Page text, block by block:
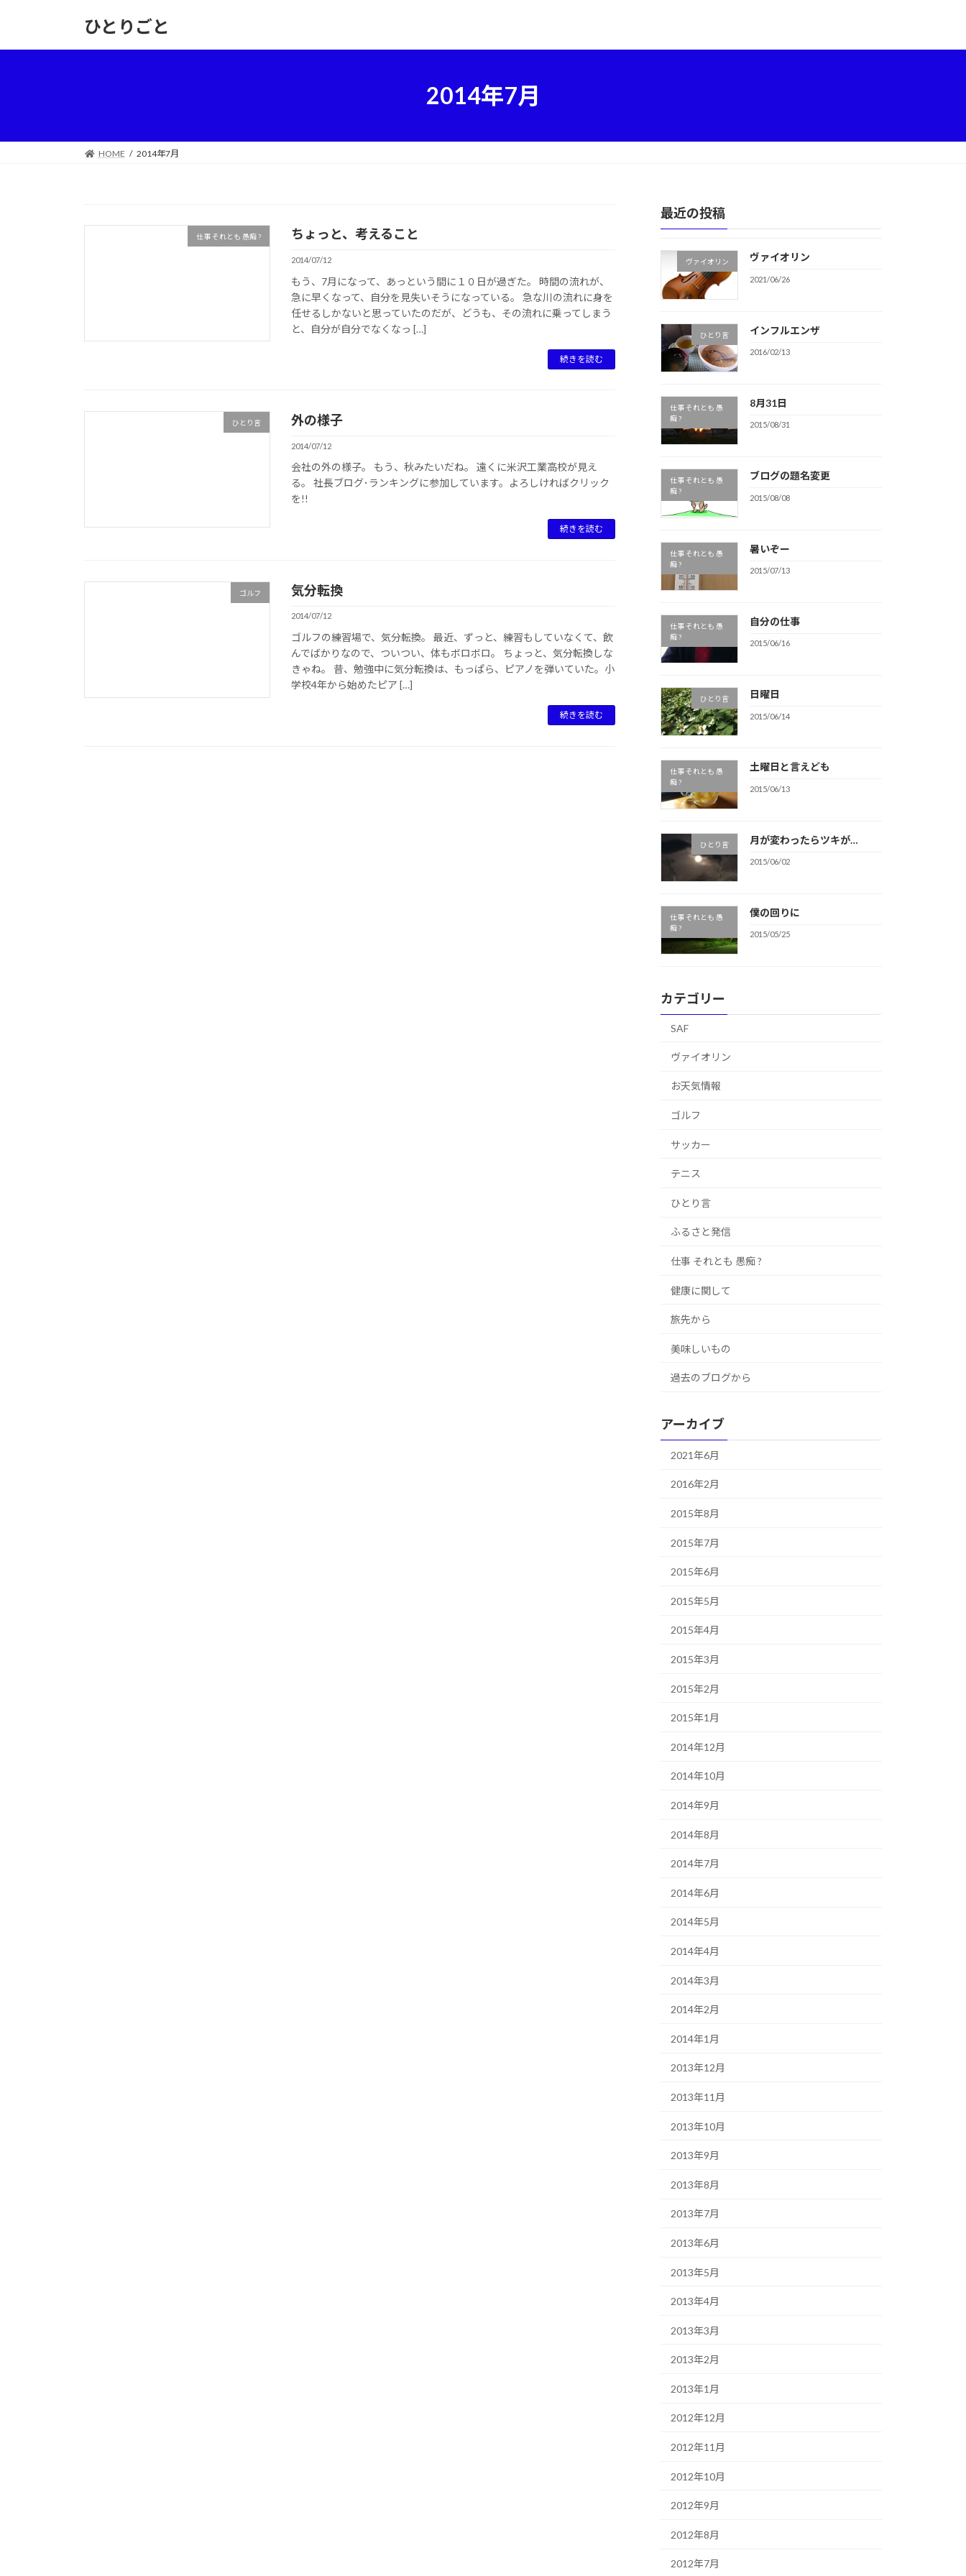
ッ
移
ひとりごと
2014年7月
HOME 2014年7月
仕事 それとも 愚痴 ? ちょっと、考えること
2014/07/12
もう、7月になって、あっという間に１０日が過ぎた。 時間の流れが、
急に早くなって、自分を見失いそうになっている。 急な川の流れに身を
任せるしかないと思っていたのだが、どうも、その流れに乗ってしまう
と、自分が自分でなくなっ […]
続きを読む
ひとり言 外の様子
2014/07/12
会社の外の様子。 もう、秋みたいだね。 遠くに米沢工業高校が見え
る。 社長ブログ･ランキングに参加しています。よろしければクリック
を!!
続きを読む
ゴルフ 気分転換
2014/07/12
ゴルフの練習場で、気分転換。 最近、ずっと、練習もしていなくて、飲
んでばかりなので、ついつい、体もボロボロ。 ちょっと、気分転換しな
きゃね。 昔、勉強中に気分転換は、もっぱら、ピアノを弾いていた。小
学校4年から始めたピア […]
続きを読む
最近の投稿
ヴァイオリン ヴァイオリン
2021/06/26
ひとり言 インフルエンザ
2016/02/13
仕事 それとも 愚
痴 ?
8月31日
2015/08/31
仕事 それとも 愚
痴 ?
ブログの題名変更
2015/08/08
仕事 それとも 愚
痴 ?
暑いぞー
2015/07/13
仕事 それとも 愚
痴 ?
自分の仕事
2015/06/16
ひとり言 日曜日
2015/06/14
仕事 それとも 愚
痴 ?
土曜日と言えども
2015/06/13
ひとり言 月が変わったらツキが…
2015/06/02
仕事 それとも 愚
痴 ?
僕の回りに
2015/05/25
カテゴリー
SAF
ヴァイオリン
お天気情報
ゴルフ
サッカー
テニス
ひとり言
ふるさと発信
仕事 それとも 愚痴 ?
健康に関して
旅先から
美味しいもの
過去のブログから
アーカイブ
2021年6月
2016年2月
2015年8月
2015年7月
2015年6月
2015年5月
2015年4月
2015年3月
2015年2月
2015年1月
2014年12月
2014年10月
2014年9月
2014年8月
2014年7月
2014年6月
2014年5月
2014年4月
2014年3月
2014年2月
2014年1月
2013年12月
2013年11月
2013年10月
2013年9月
2013年8月
2013年7月
2013年6月
2013年5月
2013年4月
2013年3月
2013年2月
2013年1月
2012年12月
2012年11月
2012年10月
2012年9月
2012年8月
2012年7月